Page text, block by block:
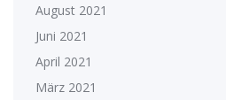
August 2021
Juni 2021
April 2021
März 2021